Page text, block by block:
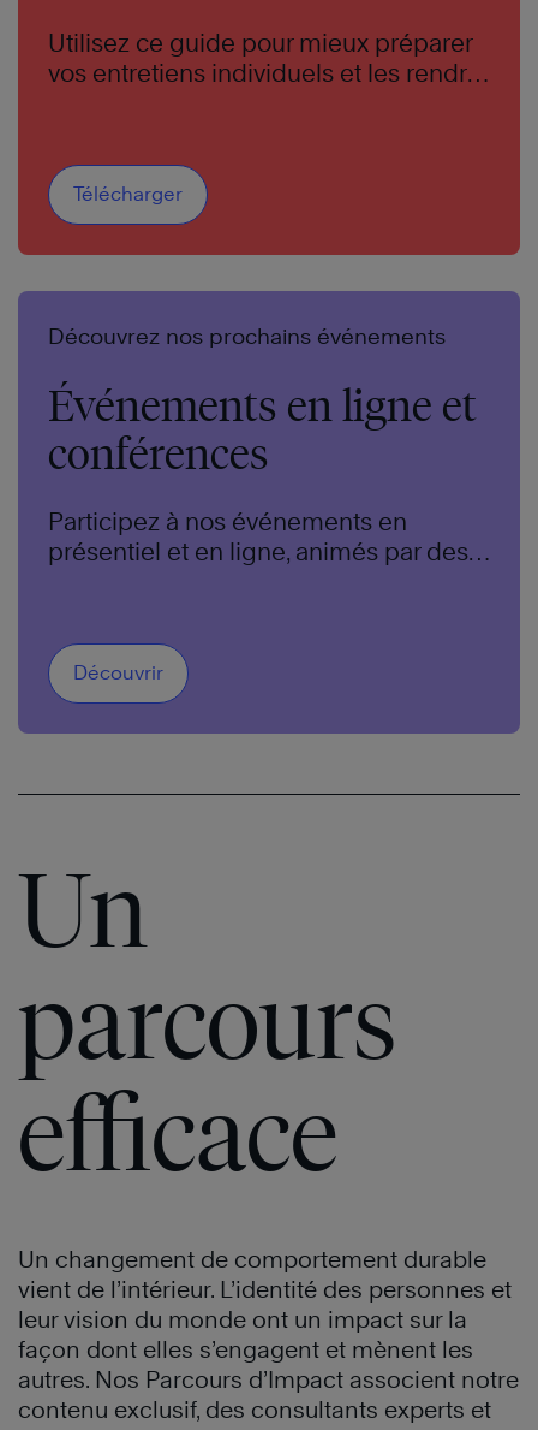
Utilisez ce guide pour mieux préparer
vos entretiens individuels et les rendre
Télécharger
Découvrez nos prochains événements
Événements en ligne et
conférences
Participez à nos événements en
présentiel et en ligne, animés par des
Découvrir
Un
parcours
efficace
Un changement de comportement durable
vient de l’intérieur. L’identité des personnes et
leur vision du monde ont un impact sur la
façon dont elles s’engagent et mènent les
autres. Nos Parcours d’Impact associent notre
contenu exclusif, des consultants experts et